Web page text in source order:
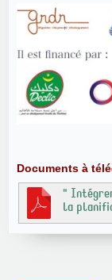
Documents à
"
la